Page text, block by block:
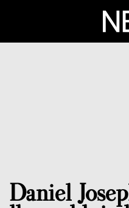
Daniel